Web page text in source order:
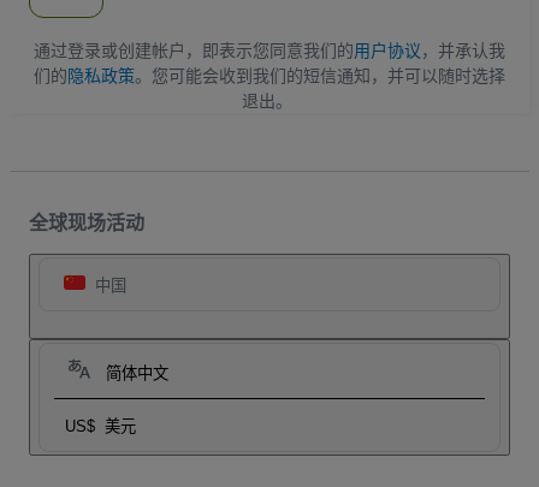
通过登录或创建帐户，即表示您同意我们的用户协议，并承认我
们的隐私政策。您可能会收到我们的短信通知，并可以随时选择
退出。
全球现场活动
中国
简体中文
US$ 美元